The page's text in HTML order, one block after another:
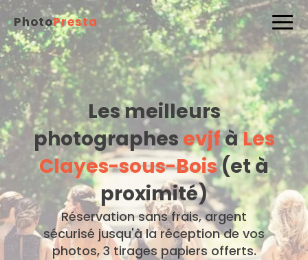
PhotoPresta
Les meilleurs
photographes evjfàLes
Clayes-sous-Bois(et à
proximité)
Réservation sans frais, argent
sécurisé jusqu'à la réception de vos
photos, 3 tirages papiers offerts.